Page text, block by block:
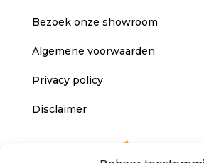
Bezoek onze showroom
Algemene voorwaarden
Privacy policy
Disclaimer